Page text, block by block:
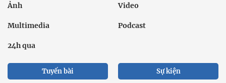
Ảnh Video
Multimedia Podcast
24h qua
Tuyến bài Sự kiện